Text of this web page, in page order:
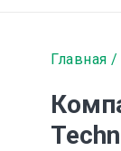
Главная